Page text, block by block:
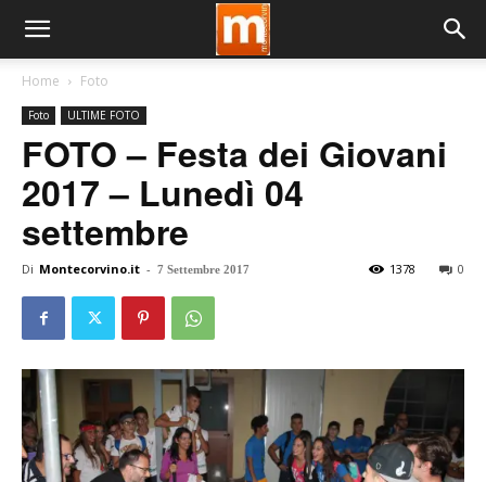
Home Foto
Foto ULTIME FOTO
FOTO – Festa dei Giovani
2017 – Lunedì 04
settembre
Di Montecorvino.it - 7 Settembre 2017 0
1378